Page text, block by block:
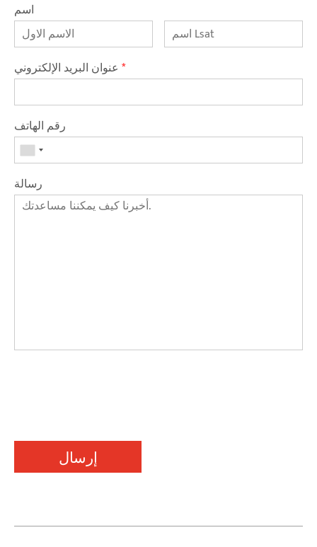
اسم
*
رقم الهاتف
رسالة
إرسال